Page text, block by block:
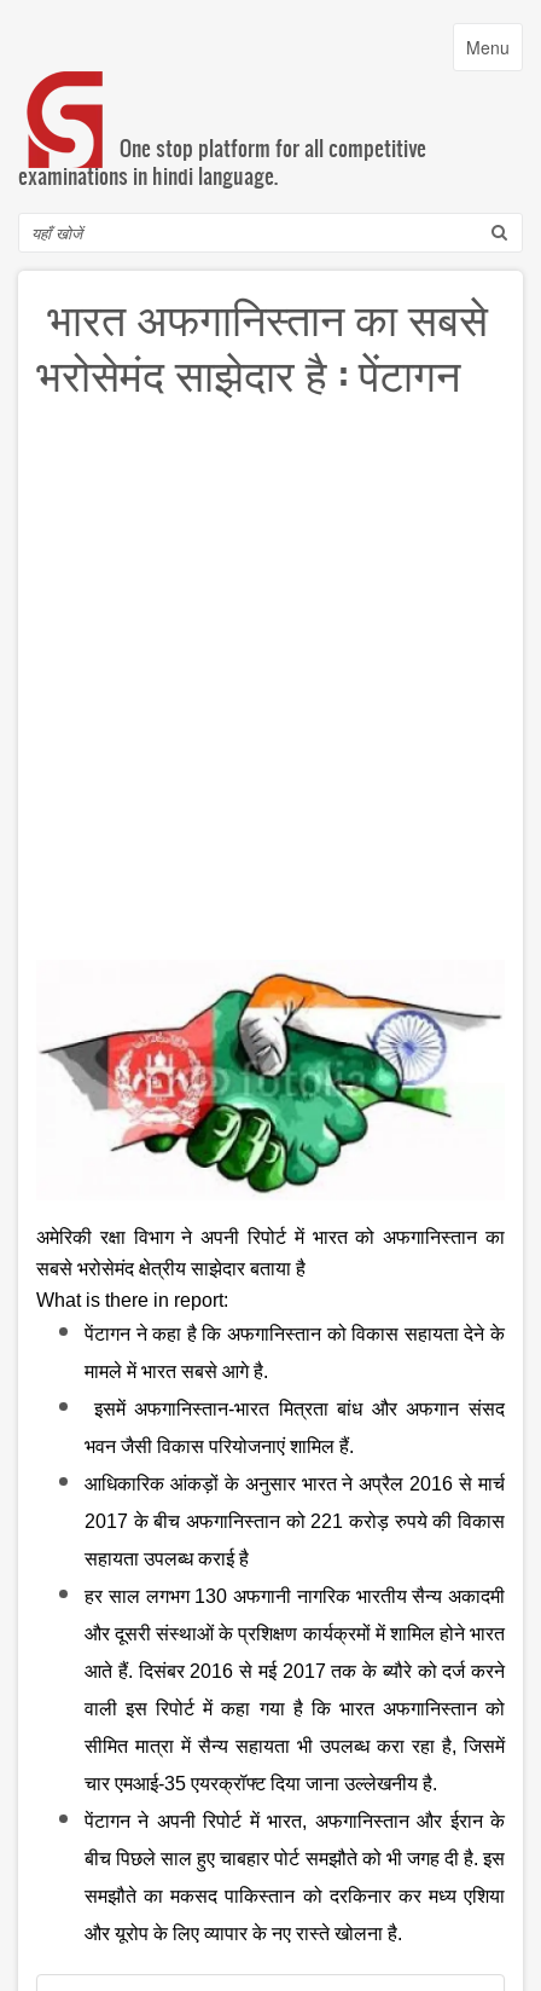
content
Toggle
Menu
One stop platform for all competitive
examinations in hindi language.
Search
भारत अफगानिस्तान का सबसे
भरोसेमंद साझेदार है : पेंटागन
अमेरिकी रक्षा विभाग ने अपनी रिपोर्ट में भारत को अफगानिस्तान का
सबसे भरोसेमंद क्षेत्रीय साझेदार बताया है
What is there in report:
पेंटागन ने कहा है कि अफगानिस्तान को विकास सहायता देने के
मामले में भारत सबसे आगे है.
इसमें अफगानिस्तान-भारत मित्रता बांध और अफगान संसद
भवन जैसी विकास परियोजनाएं शामिल हैं.
आधिकारिक आंकड़ों के अनुसार भारत ने अप्रैल 2016 से मार्च
2017 के बीच अफगानिस्तान को 221 करोड़ रुपये की विकास
सहायता उपलब्ध कराई है
हर साल लगभग 130 अफगानी नागरिक भारतीय सैन्य अकादमी
और दूसरी संस्थाओं के प्रशिक्षण कार्यक्रमों में शामिल होने भारत
आते हैं. दिसंबर 2016 से मई 2017 तक के ब्यौरे को दर्ज करने
वाली इस रिपोर्ट में कहा गया है कि भारत अफगानिस्तान को
सीमित मात्रा में सैन्य सहायता भी उपलब्ध करा रहा है, जिसमें
चार एमआई-35 एयरक्रॉफ्ट दिया जाना उल्लेखनीय है.
पेंटागन ने अपनी रिपोर्ट में भारत, अफगानिस्तान और ईरान के
बीच पिछले साल हुए चाबहार पोर्ट समझौते को भी जगह दी है. इस
समझौते का मकसद पाकिस्तान को दरकिनार कर मध्य एशिया
और यूरोप के लिए व्यापार के नए रास्ते खोलना है.